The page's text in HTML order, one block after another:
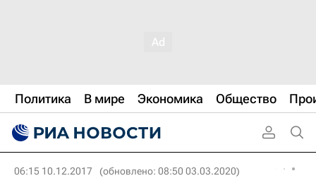
Политика В мире Экономика Общество
06:15 10.12.2017 (обновлено: 08:50 03.03.2020)